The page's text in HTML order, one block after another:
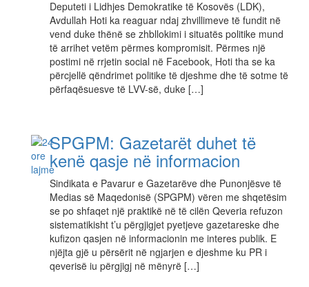
Deputeti i Lidhjes Demokratike të Kosovës (LDK),
Avdullah Hoti ka reaguar ndaj zhvillimeve të fundit në
vend duke thënë se zhbllokimi i situatës politike mund
të arrihet vetëm përmes kompromisit. Përmes një
postimi në rrjetin social në Facebook, Hoti tha se ka
përcjellë qëndrimet politike të djeshme dhe të sotme të
përfaqësuesve të LVV-së, duke […]
SPGPM: Gazetarët duhet të
kenë qasje në informacion
Sindikata e Pavarur e Gazetarëve dhe Punonjësve të
Medias së Maqedonisë (SPGPM) vëren me shqetësim
se po shfaqet një praktikë në të cilën Qeveria refuzon
sistematikisht t’u përgjigjet pyetjeve gazetareske dhe
kufizon qasjen në informacionin me interes publik. E
njëjta gjë u përsërit në ngjarjen e djeshme ku PR i
qeverisë iu përgjigj në mënyrë […]